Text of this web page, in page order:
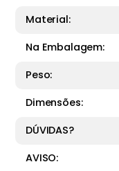
Material:
Na Embalagem:
Peso:
Dimensões:
DÚVIDAS?
AVISO: